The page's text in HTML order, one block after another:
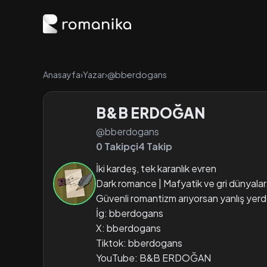
Anasayfa›Yazar›@bberdogans
B&B ERDOĞAN
@bberdogans
0 Takipçi4 Takip
İki kardeş, tek karanlık evren
Dark romance | Mafyatik ve gri dünyalar.
Güvenli romantizm arıyorsan yanlış
İg: bberdogans
X: bberdogans
Tiktok: bberdogans
YouTube: B&B ERDOĞAN